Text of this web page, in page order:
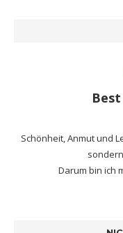
Schönheit, Anmut und
Darum bin ich